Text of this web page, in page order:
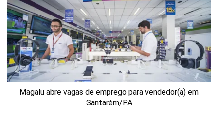
Magalu abre vagas de emprego para vendedor(a) em
Santarém/PA